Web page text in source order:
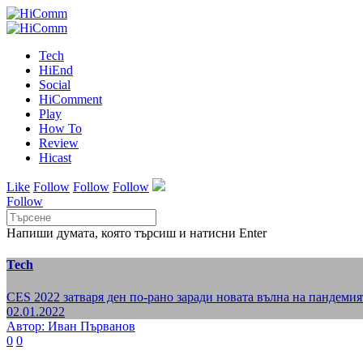
Tech
HiEnd
Social
HiComment
Play
How To
Review
Hicast
Like Follow Follow Follow
Follow
Напиши думата, която търсиш и натисни Enter
Tech
CES 2022 затваря ден по-рано заради новата вълна на
02.01.2022
Автор: Иван Първанов
0 0